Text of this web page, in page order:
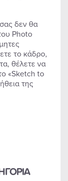
δεν θα
Photo
το κάδρο,
θέλετε να
«Sketch to
της